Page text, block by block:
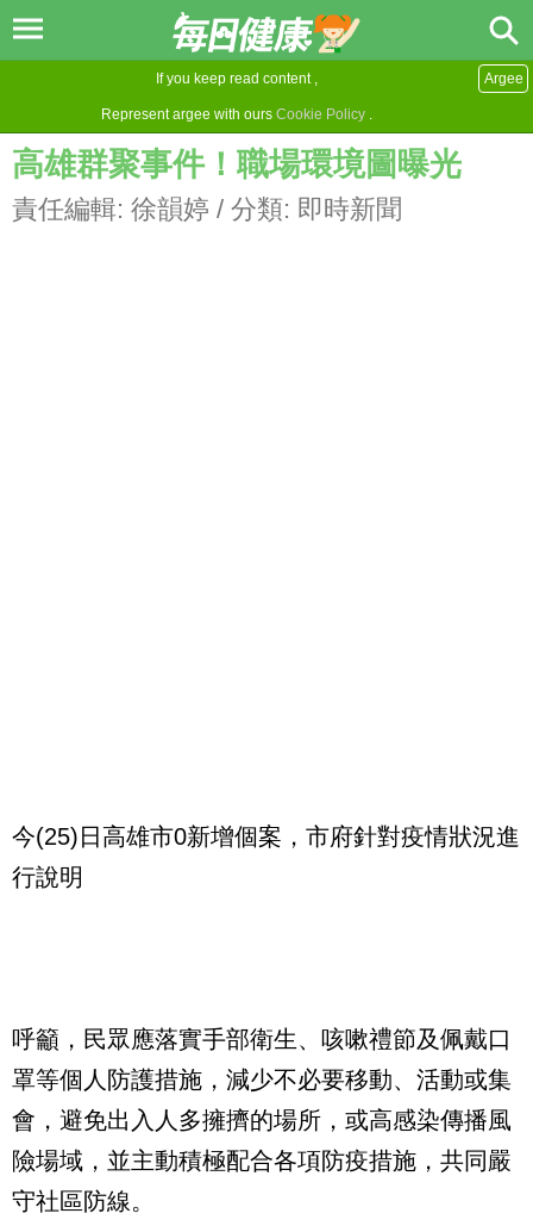
If you keep read content ,
Represent argee with ours Cookie Policy .
Argee
高雄群聚事件！職場環境圖曝光
責任編輯: 徐韻婷 / 分類: 即時新聞
今(25)日高雄市0新增個案，市府針對疫情狀況進
行說明
呼籲，民眾應落實手部衛生、咳嗽禮節及佩戴口
罩等個人防護措施，減少不必要移動、活動或集
會，避免出入人多擁擠的場所，或高感染傳播風
險場域，並主動積極配合各項防疫措施，共同嚴
守社區防線。